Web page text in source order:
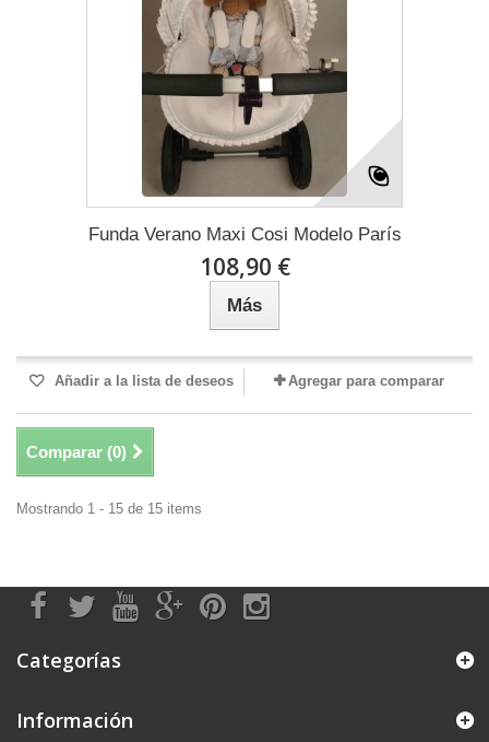
Funda Verano Maxi Cosi Modelo París
108,90 €
Más
Añadir a la lista de deseos Agregar para comparar
Comparar (0)
Mostrando 1 - 15 de 15 items
Categorías
Información